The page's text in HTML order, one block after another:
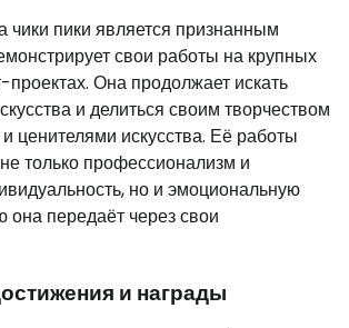
пики является признанным
свои работы на крупных
проектах. Она продолжает искать
и делиться своим творчеством
ценителями искусства. Её работы
только профессионализм и
но и эмоциональную
она передаёт через свои
и награды